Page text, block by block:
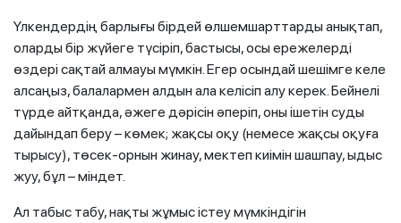
Үлкендердің барлығы бірдей өлшемшарттарды анықтап,
оларды бір жүйеге түсіріп, бастысы, осы ережелерді
өздері сақтай алмауы мүмкін. Егер осындай шешімге келе
алсаңыз, балалармен алдын ала келісіп алу керек. Бейнелі
түрде айтқанда, әжеге дәрісін әперіп, оны ішетін суды
дайындап беру – көмек; жақсы оқу (немесе жақсы оқуға
тырысу), төсек-орнын жинау, мектеп киімін шашпау, ыдыс
жуу, бұл – міндет.
Ал табыс табу, нақты жұмыс істеу мүмкіндігін